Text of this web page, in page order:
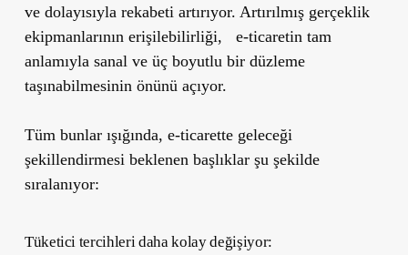
ve dolayısıyla rekabeti artırıyor. Artırılmış gerçeklik
ekipmanlarının erişilebilirliği, e-ticaretin tam
anlamıyla sanal ve üç boyutlu bir düzleme
taşınabilmesinin önünü açıyor.
Tüm bunlar ışığında, e-ticarette geleceği
şekillendirmesi beklenen başlıklar şu şekilde
sıralanıyor:
Tüketici tercihleri daha kolay değişiyor: